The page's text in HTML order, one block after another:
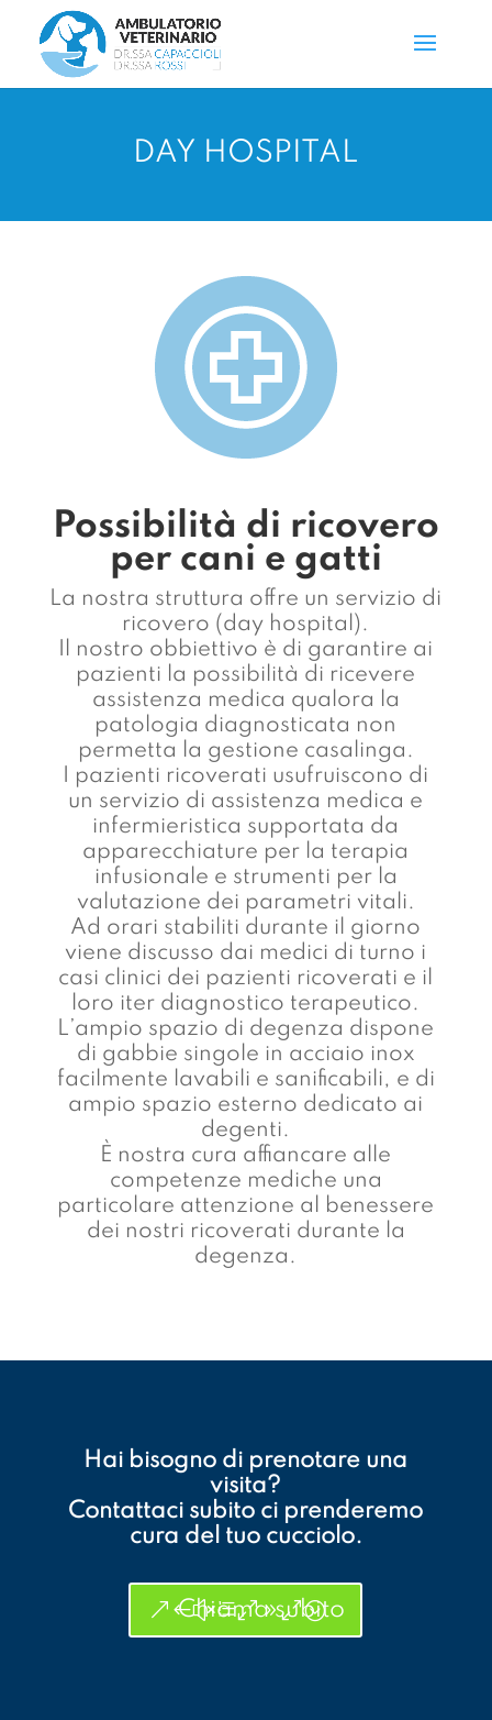
DAY HOSPITAL
Possibilità di ricovero
per cani e gatti
La nostra struttura offre un servizio di
ricovero (day hospital).
Il nostro obbiettivo è di garantire ai
pazienti la possibilità di ricevere
assistenza medica qualora la
patologia diagnosticata non
permetta la gestione casalinga.
I pazienti ricoverati usufruiscono di
un servizio di assistenza medica e
infermieristica supportata da
apparecchiature per la terapia
infusionale e strumenti per la
valutazione dei parametri vitali.
Ad orari stabiliti durante il giorno
viene discusso dai medici di turno i
casi clinici dei pazienti ricoverati e il
loro iter diagnostico terapeutico.
L’ampio spazio di degenza dispone
di gabbie singole in acciaio inox
facilmente lavabili e sanificabili, e di
ampio spazio esterno dedicato ai
degenti.
È nostra cura affiancare alle
competenze mediche una
particolare attenzione al benessere
dei nostri ricoverati durante la
degenza.
Hai bisogno di prenotare una
visita?
Contattaci subito ci prenderemo
cura del tuo cucciolo.
Chiama subito